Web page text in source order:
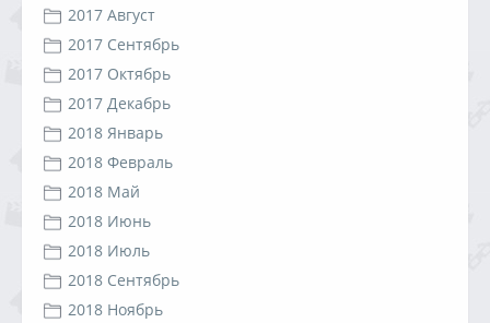
2017 Август
2017 Сентябрь
2017 Октябрь
2017 Декабрь
2018 Январь
2018 Февраль
2018 Май
2018 Июнь
2018 Июль
2018 Сентябрь
2018 Ноябрь